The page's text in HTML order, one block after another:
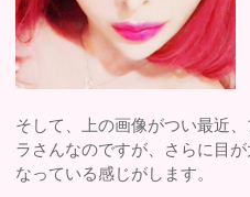
そして、上の画像がつい最近
ラさんなのですが、さらに目
なっている感じがします。